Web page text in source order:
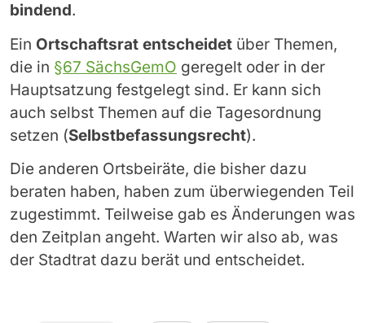
bindend.
Ein Ortschaftsrat entscheidet über Themen,
die in §67 SächsGemO geregelt oder in der
Hauptsatzung festgelegt sind. Er kann sich
auch selbst Themen auf die Tagesordnung
setzen (Selbstbefassungsrecht).
Die anderen Ortsbeiräte, die bisher dazu
beraten haben, haben zum überwiegenden Teil
zugestimmt. Teilweise gab es Änderungen was
den Zeitplan angeht. Warten wir also ab, was
der Stadtrat dazu berät und entscheidet.